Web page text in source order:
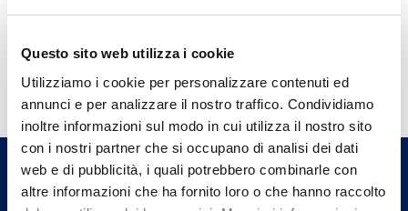
Questo sito web utilizza i cookie
Utilizziamo i cookie per personalizzare contenuti ed
annunci e per analizzare il nostro traffico. Condividiamo
inoltre informazioni sul modo in cui utilizza il nostro sito
con i nostri partner che si occupano di analisi dei dati
web e di pubblicità, i quali potrebbero combinarle con
altre informazioni che ha fornito loro o che hanno raccolto
Hai bisogno di
informazioni?
Trova l'Agenzia più vicina a te e parla con
un nostro Agente.
Contattaci